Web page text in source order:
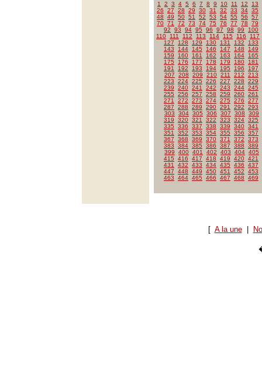
1 2 3 4 5 6 7 8 9 10 11 12
13
26
27 28 29 30 31 32 33 34 35
48
49 50 51 52 53 54 55 56
57
70 71 72 73 74 75 76 77 78
79
92
93 94 95 96 97 98 99
100
110
111 112 113 114 115 116
117
127
128 129 130 131 132
133
143
144 145 146 147 148
149
159
160 161 162 163 164
165
175
176 177 178 179 180
181
191
192 193 194 195 196
197
207
208 209 210 211 212
213
223
224 225 226 227 228
229
239
240 241 242 243 244 245
255
256 257 258 259 260 261
271
272 273 274 275 276
277
287
288 289 290 291 292
293
303
304 305 306 307 308
309
319
320 321 322 323 324 325
335
336 337 338 339 340 341
351
352 353 354 355 356
357
367
368 369 370 371 372
373
383
384 385 386 387 388
389
399
400 401 402 403 404 405
415
416 417 418 419 420 421
431
432 433 434 435 436
437
447
448 449 450 451 452
453
463
464 465 466 467 468 469
[ A la une|